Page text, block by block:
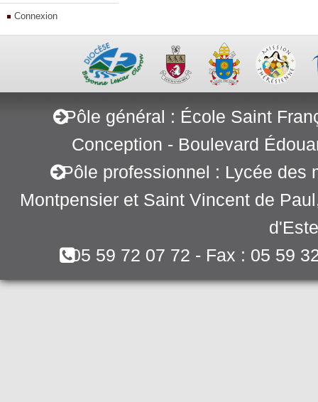
Connexion
Pôle général : École Saint
Conception - Boulevard
Pôle professionnel : Lycée des
Montpensier et Saint Vincent de
05 59 72 07 72 - Fax : 05 59